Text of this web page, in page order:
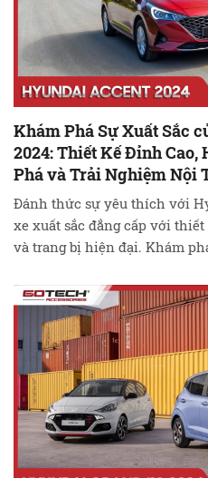
Khám Phá Sự Xuất Sắc
2024: Thiết Kế Đỉnh Cao,
Phá và Trải Nghiệm Nội
Đánh thức sự yêu thích với
xe xuất sắc đẳng cấp với
và trang bị hiện đại. Khám
Phá Hyundai Accent 2024: